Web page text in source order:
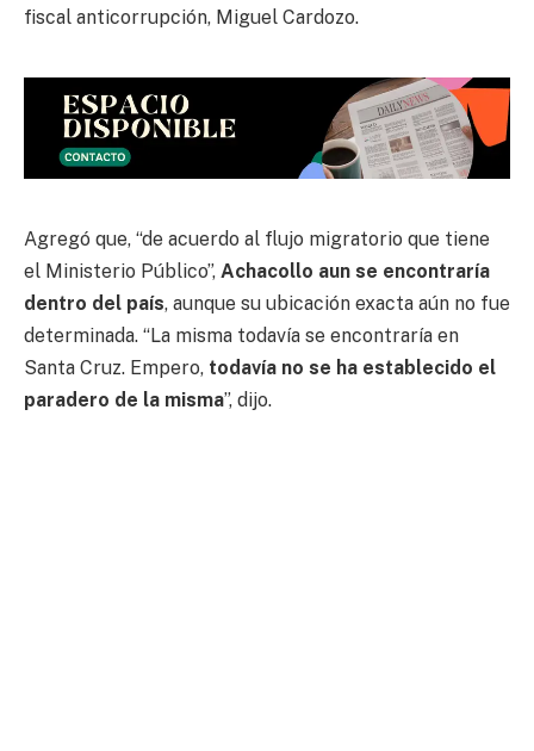
fiscal anticorrupción, Miguel Cardozo.
Agregó que, “de acuerdo al flujo migratorio que tiene
el Ministerio Público”, Achacollo aun se encontraría
dentro del país, aunque su ubicación exacta aún no fue
determinada. “La misma todavía se encontraría en
Santa Cruz. Empero, todavía no se ha establecido el
paradero de la misma”, dijo.